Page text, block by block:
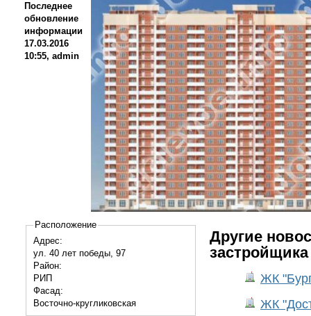
Последнее
обновление
информации
17.03.2016
10:55, admin
Другие
застройщика
ЖК
ЖК
Расположение
Адрес:
ул. 40 лет победы, 97
Район:
РИП
Фасад:
Восточно-кругликовская